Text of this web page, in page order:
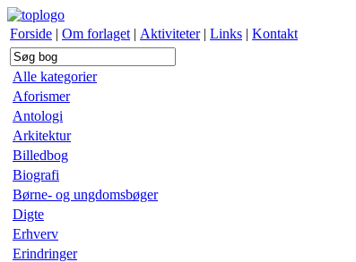
Forside | Om forlaget | Aktiviteter | Links | Kontakt
Alle kategorier
Aforismer
Antologi
Arkitektur
Billedbog
Biografi
Børne- og ungdomsbøger
Digte
Erhverv
Erindringer